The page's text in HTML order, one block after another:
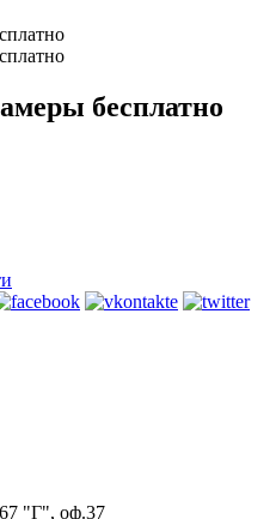
бесплатно
"Г", оф.37